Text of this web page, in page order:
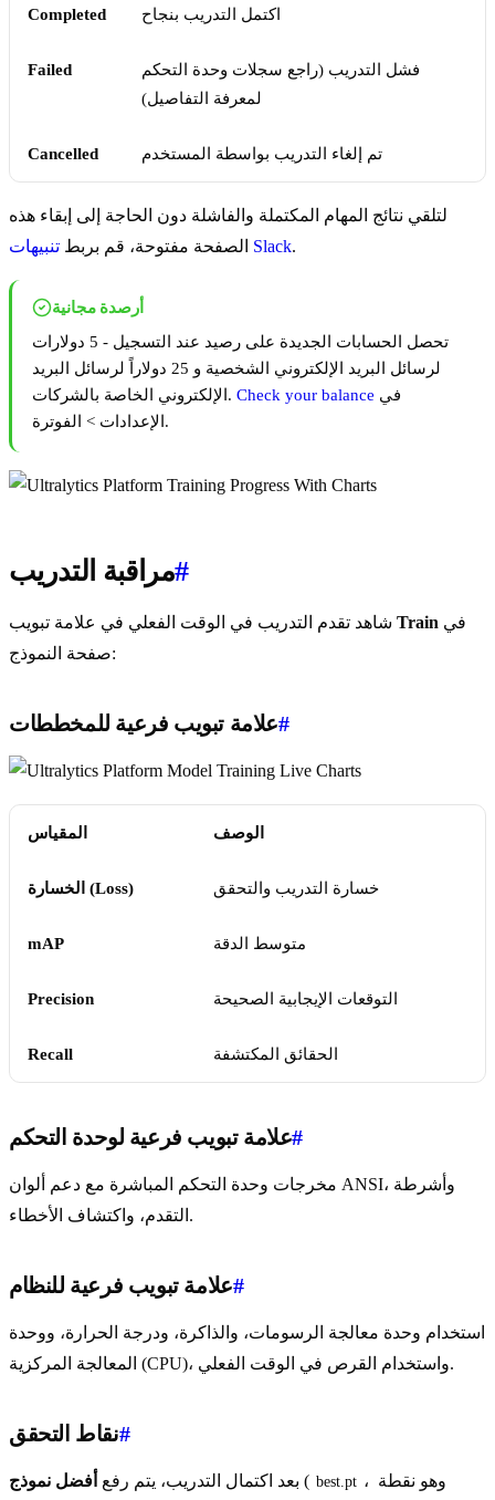
Completed اكتمل التدريب بنجاح
Failed
فشل التدريب (راجع سجلات وحدة التحكم
لمعرفة التفاصيل)
Cancelled تم إلغاء التدريب بواسطة المستخدم
لتلقي نتائج المهام المكتملة والفاشلة دون الحاجة إلى إبقاء هذه
الصفحة مفتوحة، قم بربط تنبيهات Slack.
أرصدة مجانية
تحصل الحسابات الجديدة على رصيد عند التسجيل - 5 دولارات
لرسائل البريد الإلكتروني الشخصية و 25 دولاراً لرسائل البريد
الإلكتروني الخاصة بالشركات. Check your balance
الإعدادات > الفوترة.
مراقبة التدريب#
Train
صفحة النموذج:
علامة تبويب فرعية للمخططات#
المقياس الوصف
الخسارة (Loss) خسارة التدريب والتحقق
mAP متوسط الدقة
Precision التوقعات الإيجابية الصحيحة
Recall الحقائق المكتشفة
علامة تبويب فرعية لوحدة التحكم#
مخرجات وحدة التحكم المباشرة مع دعم ألوان ANSI، وأشرطة
التقدم، واكتشاف الأخطاء.
علامة تبويب فرعية للنظام#
استخدام وحدة معالجة الرسومات، والذاكرة، ودرجة الحرارة، ووحدة
المعالجة المركزية (CPU)، واستخدام القرص في الوقت الفعلي.
نقاط التحقق#
بعد اكتمال التدريب، يتم رفع أفضل نموذج ( best.pt ، وهو نقطة